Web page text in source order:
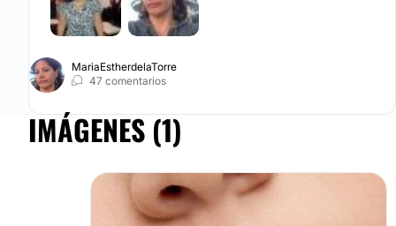
Financiación o facilidades de pago:
No
MariaEstherdelaTorre
47 comentarios
IMÁGENES (1)